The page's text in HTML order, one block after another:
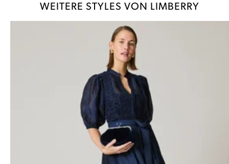
WEITERE STYLES VON LIMBERRY